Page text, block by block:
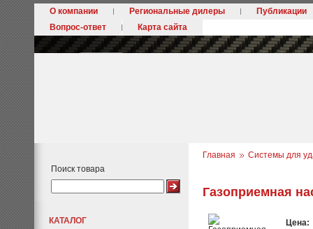
О компании Региональные дилеры
Публикации
Вопрос-ответ
Карта сайта
Поиск товара
КАТАЛОГ
Главная Системы для
Газоприемная
Цена: